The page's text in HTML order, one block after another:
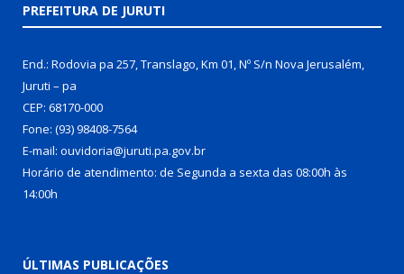
PREFEITURA DE JURUTI
End.: Rodovia pa 257, Translago, Km 01, Nº S/n Nova Jerusalém,
Juruti – pa
CEP: 68170-000
Fone: (93) 98408-7564
E-mail: ouvidoria@juruti.pa.gov.br
Horário de atendimento: de Segunda a sexta das 08:00h às
14:00h
ÚLTIMAS PUBLICAÇÕES